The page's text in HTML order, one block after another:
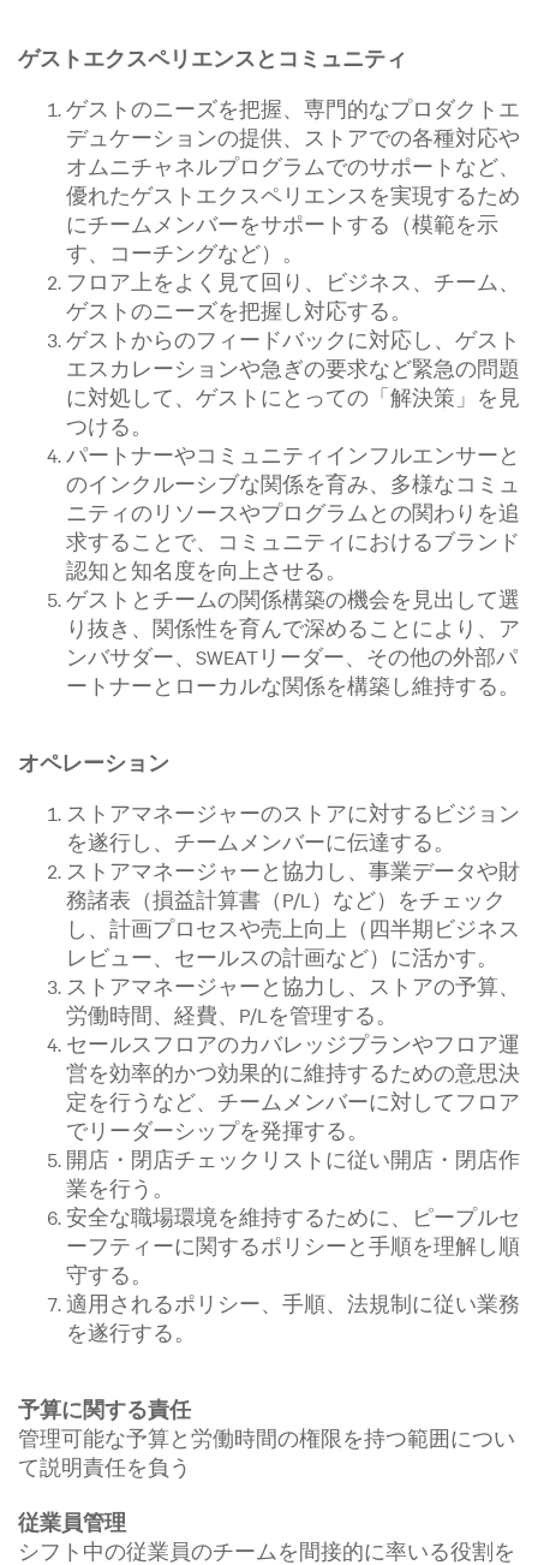
ゲストエクスペリエンスとコミュニティ
ゲストのニーズを把握、専門的なプロダクトエ
デュケーションの提供、ストアでの各種対応や
オムニチャネルプログラムでのサポートなど、
優れたゲストエクスペリエンスを実現するため
にチームメンバーをサポートする（模範を示
す、コーチングなど）。
フロア上をよく見て回り、ビジネス、チーム、
ゲストのニーズを把握し対応する。
ゲストからのフィードバックに対応し、ゲスト
エスカレーションや急ぎの要求など緊急の問題
に対処して、ゲストにとっての「解決策」を見
つける。
パートナーやコミュニティインフルエンサーと
のインクルーシブな関係を育み、多様なコミュ
ニティのリソースやプログラムとの関わりを追
求することで、コミュニティにおけるブランド
認知と知名度を向上させる。
ゲストとチームの関係構築の機会を見出して選
り抜き、関係性を育んで深めることにより、ア
ンバサダー、SWEATリーダー、その他の外部パ
ートナーとローカルな関係を構築し維持する。
オペレーション
ストアマネージャーのストアに対するビジョン
を遂行し、チームメンバーに伝達する。
ストアマネージャーと協力し、事業データや財
務諸表（損益計算書（P/L）など）をチェック
し、計画プロセスや売上向上（四半期ビジネス
レビュー、セールスの計画など）に活かす。
ストアマネージャーと協力し、ストアの予算、
労働時間、経費、P/Lを管理する。
セールスフロアのカバレッジプランやフロア運
営を効率的かつ効果的に維持するための意思決
定を行うなど、チームメンバーに対してフロア
でリーダーシップを発揮する。
開店・閉店チェックリストに従い開店・閉店作
業を行う。
安全な職場環境を維持するために、ピープルセ
ーフティーに関するポリシーと手順を理解し順
守する。
適用されるポリシー、手順、法規制に従い業務
を遂行する。
予算に関する責任
管理可能な予算と労働時間の権限を持つ範囲につい
て説明責任を負う
従業員管理
シフト中の従業員のチームを間接的に率いる役割を